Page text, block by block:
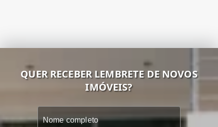
QUER RECEBER LEMBRETE DE NOVOS
IMÓVEIS?